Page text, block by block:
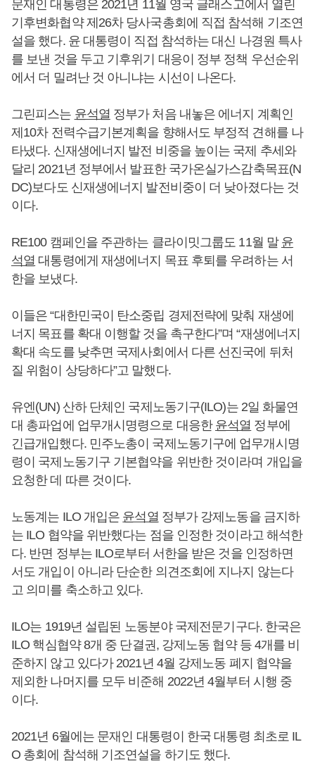
문재인 대통령은 2021년 11월 영국 글래스고에서 열린
기후변화협약 제26차 당사국총회에 직접 참석해 기조연
설을 했다. 윤 대통령이 직접 참석하는 대신 나경원 특사
를 보낸 것을 두고 기후위기 대응이 정부 정책 우선순위
에서 더 밀려난 것 아니냐는 시선이 나온다.
그린피스는 윤석열 정부가 처음 내놓은 에너지 계획인
제10차 전력수급기본계획을 향해서도 부정적 견해를 나
타냈다. 신재생에너지 발전 비중을 높이는 국제 추세와
달리 2021년 정부에서 발표한 국가온실가스감축목표(N
DC)보다도 신재생에너지 발전비중이 더 낮아졌다는 것
이다.
RE100 캠페인을 주관하는 클라이밋그룹도 11월 말 윤
석열 대통령에게 재생에너지 목표 후퇴를 우려하는 서
한을 보냈다.
이들은 “대한민국이 탄소중립 경제전략에 맞춰 재생에
너지 목표를 확대 이행할 것을 촉구한다”며 “재생에너지
확대 속도를 낮추면 국제사회에서 다른 선진국에 뒤처
질 위험이 상당하다”고 말했다.
유엔(UN) 산하 단체인 국제노동기구(ILO)는 2일 화물연
대 총파업에 업무개시명령으로 대응한 윤석열 정부에
긴급개입했다. 민주노총이 국제노동기구에 업무개시명
령이 국제노동기구 기본협약을 위반한 것이라며 개입을
요청한 데 따른 것이다.
노동계는 ILO 개입은 윤석열 정부가 강제노동을 금지하
는 ILO 협약을 위반했다는 점을 인정한 것이라고 해석한
다. 반면 정부는 ILO로부터 서한을 받은 것을 인정하면
서도 개입이 아니라 단순한 의견조회에 지나지 않는다
고 의미를 축소하고 있다.
ILO는 1919년 설립된 노동분야 국제전문기구다. 한국은
ILO 핵심협약 8개 중 단결권, 강제노동 협약 등 4개를 비
준하지 않고 있다가 2021년 4월 강제노동 폐지 협약을
제외한 나머지를 모두 비준해 2022년 4월부터 시행 중
이다.
2021년 6월에는 문재인 대통령이 한국 대통령 최초로 IL
O 총회에 참석해 기조연설을 하기도 했다.